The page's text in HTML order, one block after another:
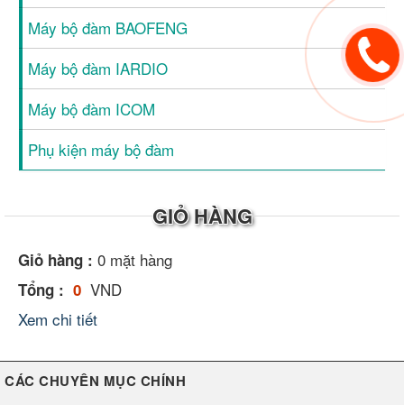
Máy bộ đàm BAOFENG
Máy bộ đàm IARDIO
Máy bộ đàm ICOM
Phụ kiện máy bộ đàm
GIỎ HÀNG
Giỏ hàng : 0 mặt hàng
Tổng : 0 VND
Xem chi tiết
CÁC CHUYÊN MỤC CHÍNH